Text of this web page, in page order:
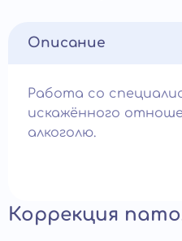
Описание
Работа со
искажённого
алкоголю.
Коррекция